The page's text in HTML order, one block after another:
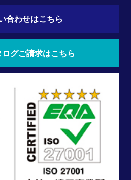
合わせはこちら
グご請求はこちら